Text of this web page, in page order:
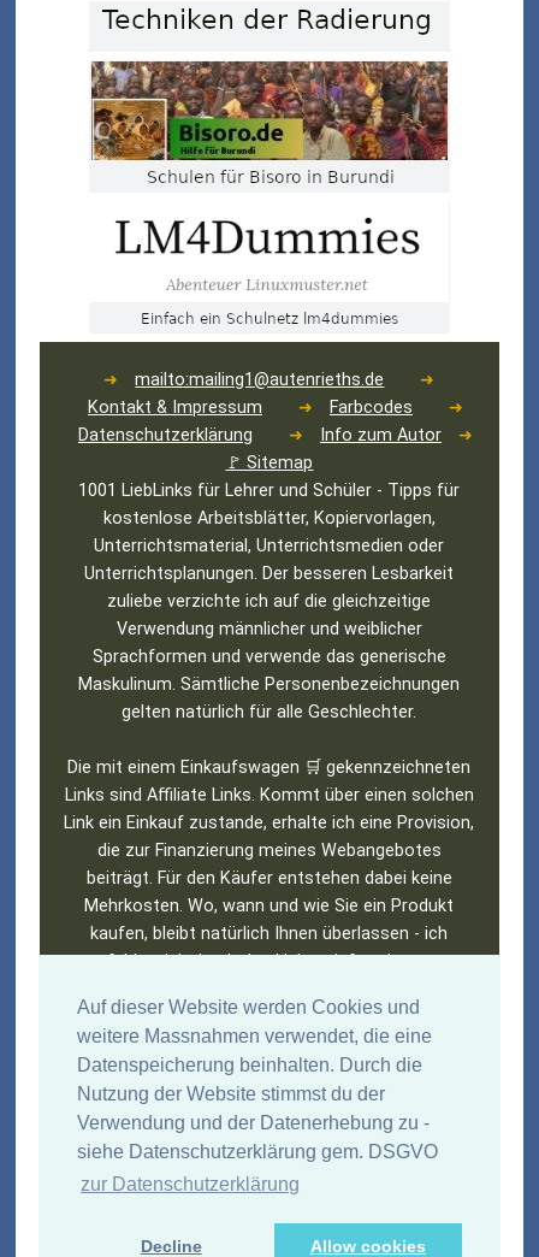
Auf dieser Website werden Cookies und
weitere Massnahmen verwendet, die eine
Datenspeicherung beinhalten. Durch die
Nutzung der Website stimmst du der
Verwendung und der Datenerhebung zu -
siehe Datenschutzerklärung gem. DSGVO
zur Datenschutzerklärung
Decline Allow cookies
➜ mailto:mailing1@autenrieths.de
➜
Kontakt & Impressum
➜ Farbcodes
➜
Datenschutzerklärung
➜ Info zum Autor
➜
🚩 Sitemap
1001 LiebLinks für Lehrer und Schüler - Tipps für
kostenlose Arbeitsblätter, Kopiervorlagen,
Unterrichtsmaterial, Unterrichtsmedien oder
Unterrichtsplanungen. Der besseren Lesbarkeit
zuliebe verzichte ich auf die gleichzeitige
Verwendung männlicher und weiblicher
Sprachformen und verwende das generische
Maskulinum. Sämtliche Personenbezeichnungen
gelten natürlich für alle Geschlechter.
Die mit einem Einkaufswagen 🛒 gekennzeichneten
Links sind Affiliate Links. Kommt über einen solchen
Link ein Einkauf zustande, erhalte ich eine Provision,
die zur Finanzierung meines Webangebotes
beiträgt. Für den Käufer entstehen dabei keine
Mehrkosten. Wo, wann und wie Sie ein Produkt
kaufen, bleibt natürlich Ihnen überlassen - ich
empfehle, sich durch den Link zu informieren - um
Amazon und das Amazon-Logo sind Warenzeichen
von Amazon.com, Inc. oder eines seiner
verbundenen Unternehmen. Entsprechende Links
sind mit einem Einkaufswagen gekennzeichnet 🛒.
Wenn ihr auf einen Amazon-Link klickt, verwendet
Amazon Cookies, speichert IP und Zugriffsdaten.
Siehe➜ Datenschutzerklärung
Viel Erfolg beim Stöbern und ... "don't judge a book